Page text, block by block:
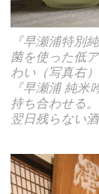
『早瀬浦特別
菌を使った低
わい（写真右
『早瀬浦 純米
持ち合わせる
翌日残らない